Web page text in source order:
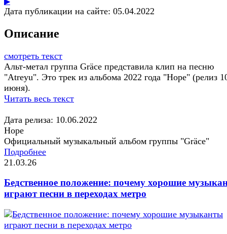
Дата публикации на сайте: 05.04.2022
Описание
смотреть текст
Альт-метал группа Gräce представила клип на песню
"Atreyu". Это трек из альбома 2022 года "Hope" (релиз
июня).
Читать весь текст
Дата релиза: 10.06.2022
Hope
Официальный музыкальный альбом группы "Gräce"
Подробнее
21.03.26
Бедственное положение: почему хорошие
играют песни в переходах метро